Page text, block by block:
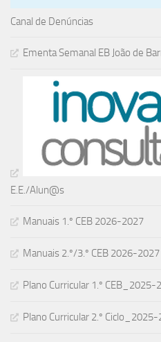
Canal de Denúncias
Ementa Semanal EB João de
E.E./Alun@s
Manuais 1.º CEB 2026-2027
Manuais 2.º/3.º CEB 2026-2027
Plano Curricular 1.º CEB_2025-
Plano Curricular 2.º